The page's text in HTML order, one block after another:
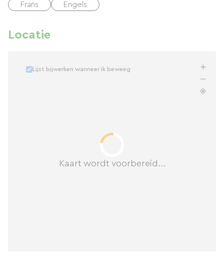
Frans Engels
Locatie
Kaart wordt voorbereid...
Lijst bijwerken wanneer ik beweeg